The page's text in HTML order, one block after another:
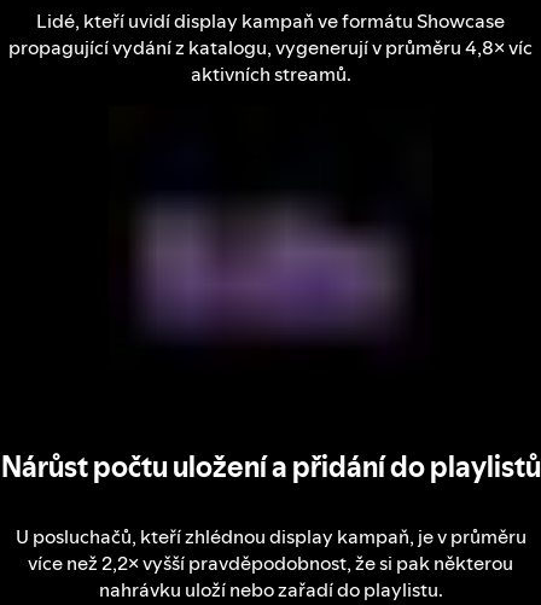
Lidé, kteří uvidí display kampaň ve formátu Showcase
propagující vydání z katalogu, vygenerují v průměru 4,8× víc
aktivních streamů.
Nárůst počtu uložení a přidání do playlistů
U posluchačů, kteří zhlédnou display kampaň, je v průměru
více než 2,2× vyšší pravděpodobnost, že si pak některou
nahrávku uloží nebo zařadí do playlistu.